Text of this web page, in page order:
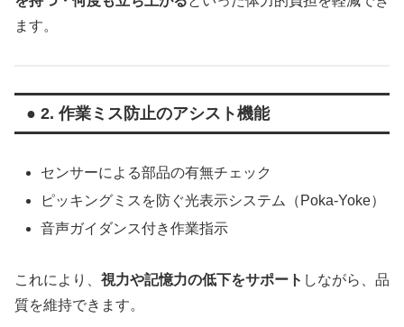
ます。
● 2. 作業ミス防止のアシスト機能
センサーによる部品の有無チェック
ピッキングミスを防ぐ光表示システム（Poka-Yoke）
音声ガイダンス付き作業指示
これにより、 視力や記憶力の低下をサポート しながら、品
質を維持できます。